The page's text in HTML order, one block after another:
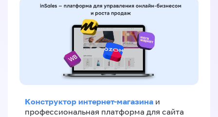
Конструктор интернет-магазина и
профессиональная платформа для сайта